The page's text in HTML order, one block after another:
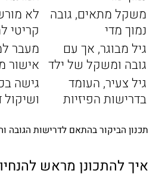
משקל מתאים, גובה
נמוך מדי
לא
קריטי
גיל מבוגר, אך עם
גובה ומשקל של ילד
מעבר
אישור
גיל צעיר, העומד
בדרישות הפיזיות
גישה
תכנון הביקור בהתאם לדרישות הגובה
איך להתכונן מראש